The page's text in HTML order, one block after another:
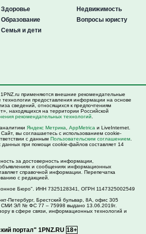
Здоровье
Образование
Семья и дети
Недвижимость
Вопросы юристу
применяются внешние рекомендательные
предоставления информации на основе
сведений, относящихся к предпочтениям
находящихся на территории Российской
рекомендательных технологий
Яндекс Метрика AppMetrica и LiveInternet.
вы соглашаетесь с использованием cookie-
с данным Пользовательским соглашением
данных при помощи cookie-файлов составляет 14
за достоверность информации,
и сообщениях информационных
справочной информации. Перепечатка
с редакцией.
Бюро". ИНН 7325128341, ОГРН 1147325002549
Петербург, Брестский бульвар, 8А, офис 305
СМИ ЭЛ № ФС 77 – 75998 выдано 13.06.2019г.
в сфере связи, информационных технологий и
портал" 1PNZ.RU 18+